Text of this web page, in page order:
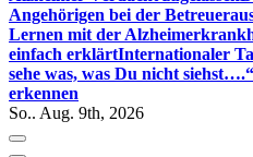
Angehörigen bei der
Lernen mit der
einfach erklärtInternationaler
sehe was, was Du nicht
erkennen
So.. Aug. 9th, 2026